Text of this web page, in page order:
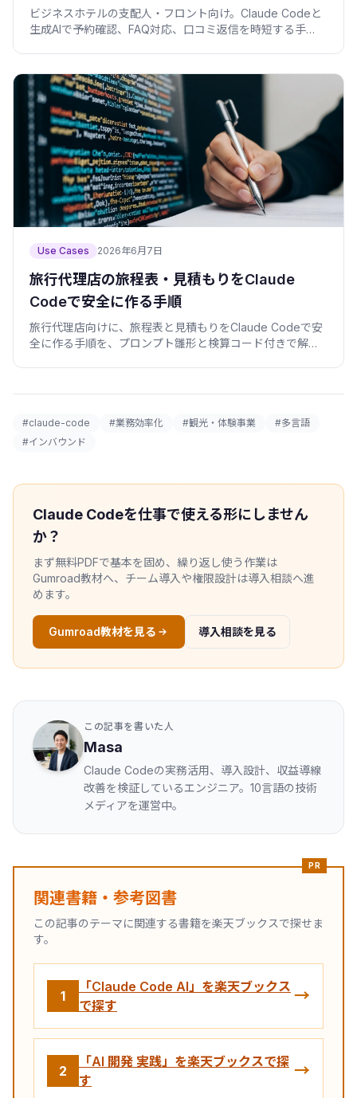
仕組み化する
ビジネスホテルの支配人・フロント向け。Claude Codeと
生成AIで予約確認、FAQ対応、口コミ返信を時短する手
Use Cases 2026年6月7日
旅行代理店の旅程表・見積もりをClaude
Codeで安全に作る手順
旅行代理店向けに、旅程表と見積もりをClaude Codeで安
全に作る手順を、プロンプト雛形と検算コード付きで解説
#claude-code #業務効率化 #観光・体験事業
#多言語
#インバウンド
Claude Codeを仕事で使える形にしません
か？
まず無料PDFで基本を固め、繰り返し使う作業は
Gumroad教材へ、チーム導入や権限設計は導入相談へ進
めます。
Gumroad教材を見る 導入相談を見る
この記事を書いた人
Masa
Claude Codeの実務活用、導入設計、収益導線
改善を検証しているエンジニア。10言語の技術
メディアを運営中。
PR
関連書籍・参考図書
この記事のテーマに関連する書籍を楽天ブックスで探せま
す。
1
「Claude Code AI」を楽天ブックス
で探す
→
2
「AI 開発 実践」を楽天ブックスで探
す
→